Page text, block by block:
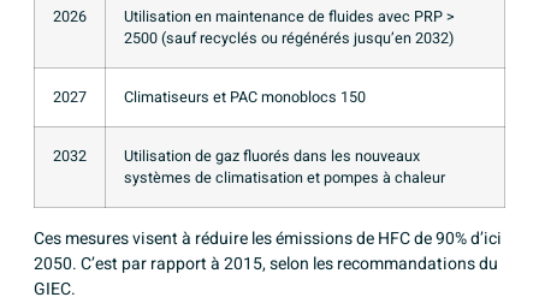
2026
Utilisation en maintenance de fluides avec PRP >
2500 (sauf recyclés ou régénérés jusqu’en 2032)
2027 Climatiseurs et PAC monoblocs 150
2032
Utilisation de gaz fluorés dans les nouveaux
systèmes de climatisation et pompes à chaleur
Ces mesures visent à réduire les émissions de HFC de 90% d’ici
2050. C’est par rapport à 2015, selon les recommandations du
GIEC.